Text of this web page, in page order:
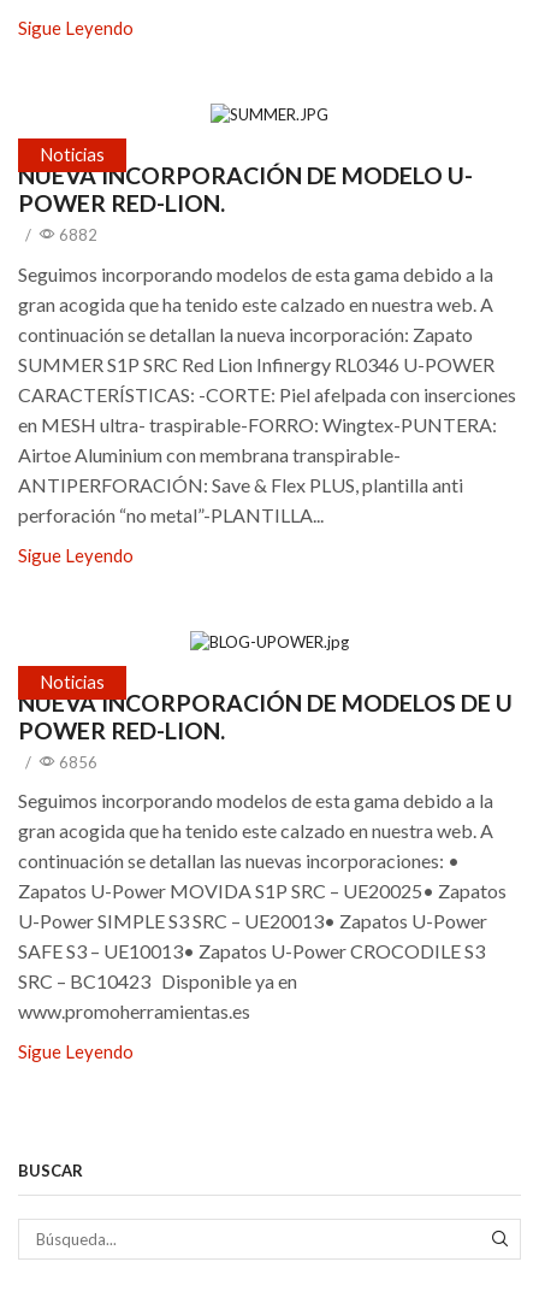
Sigue Leyendo
Noticias
NUEVA INCORPORACIÓN DE MODELO U-
POWER RED-LION.
/ 6882
Seguimos incorporando modelos de esta gama debido a la
gran acogida que ha tenido este calzado en nuestra web. A
continuación se detallan la nueva incorporación: Zapato
SUMMER S1P SRC Red Lion Infinergy RL0346 U-POWER
CARACTERÍSTICAS: -CORTE: Piel afelpada con inserciones
en MESH ultra- traspirable-FORRO: Wingtex-PUNTERA:
Airtoe Aluminium con membrana transpirable-
ANTIPERFORACIÓN: Save & Flex PLUS, plantilla anti
perforación “no metal”-PLANTILLA...
Sigue Leyendo
Noticias
NUEVA INCORPORACIÓN DE MODELOS DE U
POWER RED-LION.
/ 6856
Seguimos incorporando modelos de esta gama debido a la
gran acogida que ha tenido este calzado en nuestra web. A
continuación se detallan las nuevas incorporaciones: •
Zapatos U-Power MOVIDA S1P SRC – UE20025• Zapatos
U-Power SIMPLE S3 SRC – UE20013• Zapatos U-Power
SAFE S3 – UE10013• Zapatos U-Power CROCODILE S3
SRC – BC10423 Disponible ya en
www.promoherramientas.es
Sigue Leyendo
BUSCAR